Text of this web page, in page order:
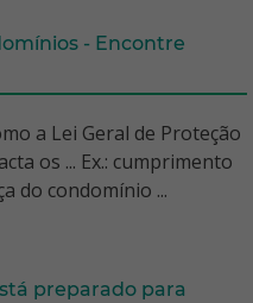
- Encontre
a Lei Geral de Proteção
os ... Ex.: cumprimento
do condomínio ...
preparado para